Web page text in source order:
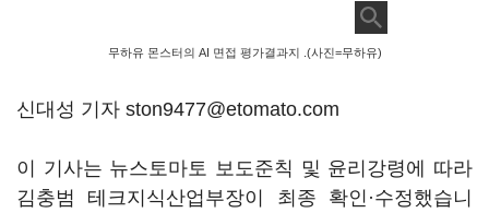
무하유 몬스터의 AI 면접 평가결과지 .(사진=무하유)
신대성 기자 ston9477@etomato.com
이 기사는 뉴스토마토 보도준칙 및 윤리강령에 따라
김충범 테크지식산업부장이 최종 확인·수정했습니